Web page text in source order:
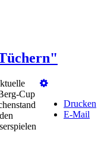
Drucken
E-Mail
Cup